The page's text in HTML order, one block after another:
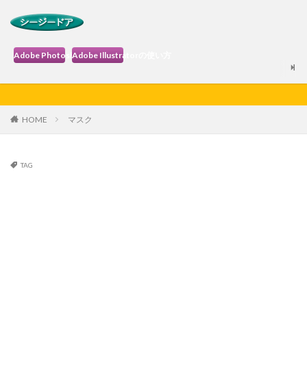
Adobe Photoshopの使い方Adobe Illustratorの使い方
HOME マスク
TAG